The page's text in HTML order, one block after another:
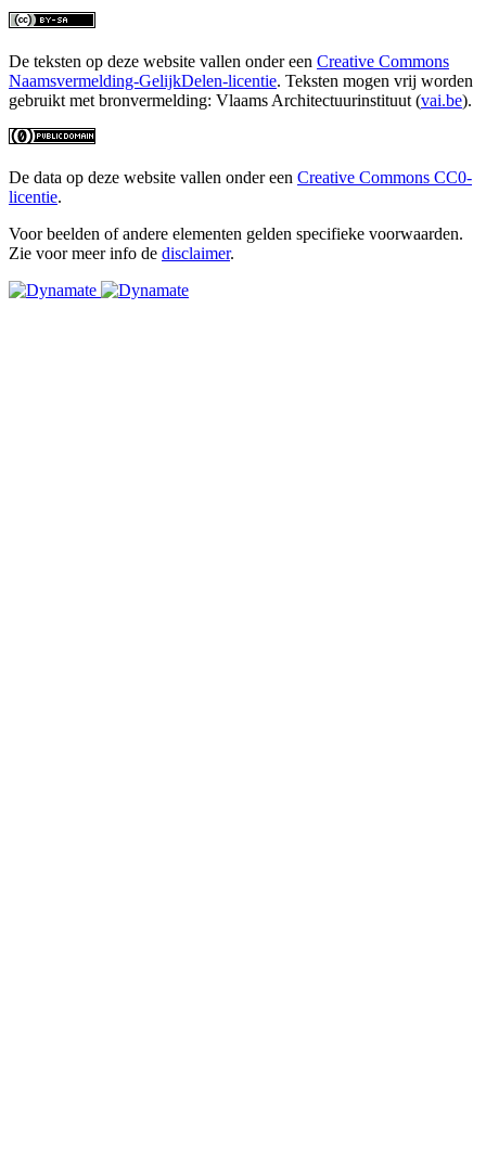
De teksten op deze website vallen onder een Creative Commons
Naamsvermelding-GelijkDelen-licentie. Teksten mogen vrij worden
gebruikt met bronvermelding: Vlaams Architectuurinstituut (vai.be).
De data op deze website vallen onder een Creative Commons CC0-
licentie.
Voor beelden of andere elementen gelden specifieke voorwaarden.
Zie voor meer info de disclaimer.